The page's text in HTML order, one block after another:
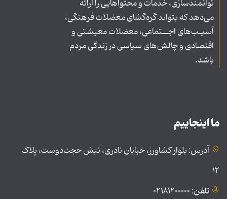
توانمندسازی، خدمات و محتواهایی را ارائه
می‌دهد که بتواند گره‌گشای معضلات فرهنگی،
آسیـب‌های اجــتماعی، معضلات معیشتی و
اقتصادی و چالش‌های سیاسی در زندگی مردم
باشد.
ما اینجاییم
آدرس: بلوار کشاورز، خیابان نادری، نبش حجت‌دوست، پلاک
۱۲
تلفن: ۰۲۱۸۱۲۰۰۰۰۰